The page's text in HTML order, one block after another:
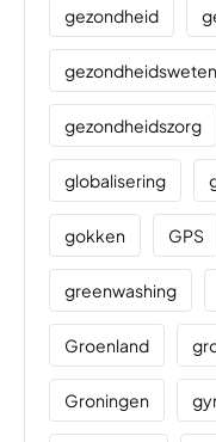
gezondheid
gezondheidszorg
globalisering
gokken GPS
greenwashing
Groenland
Groningen